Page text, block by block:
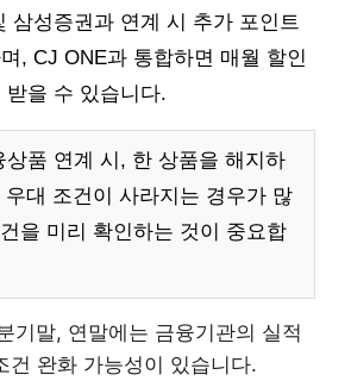
삼성증권과 연계 시 추가 포인트
, CJ ONE과 통합하면 매월 할인
받을 수 있습니다.
상품 연계 시, 한 상품을 해지하
우대 조건이 사라지는 경우가 많
을 미리 확인하는 것이 중요합
기말, 연말에는 금융기관의 실적
건 완화 가능성이 있습니다.